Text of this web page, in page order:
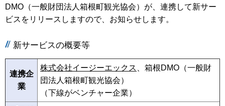
DMO（一般財団法人箱根町観光協会）が、連携して新サー
ビスをリリースしますので、お知らせします。
新サービスの概要等
連携企
業
株式会社イージーエックス
、箱根DMO（一般財
団法人箱根町観光協会）
（下線がベンチャー企業）